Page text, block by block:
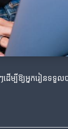
បីឱ្យអ្នករៀនទទួ